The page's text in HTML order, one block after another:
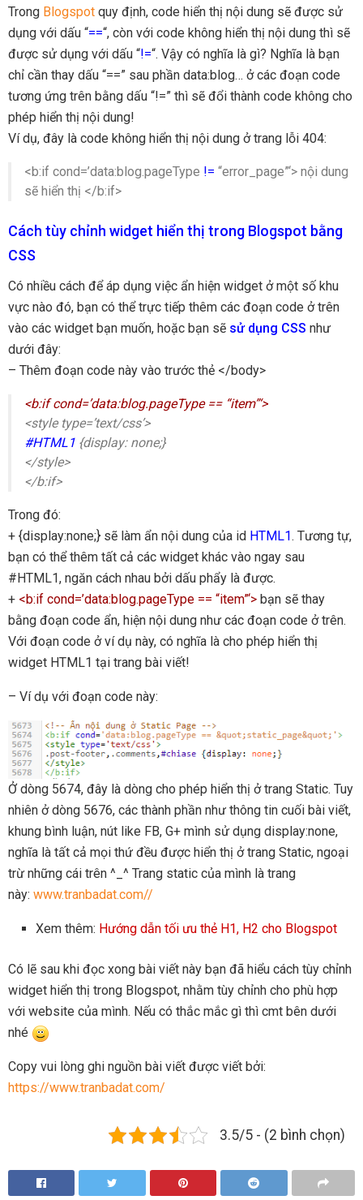
Trong Blogspot quy định, code hiển thị nội dung sẽ được sử
dụng với dấu “==“, còn với code không hiển thị nội dung thì sẽ
được sử dụng với dấu “!=“. Vậy có nghĩa là gì? Nghĩa là bạn
chỉ cần thay dấu “==” sau phần data:blog… ở các đoạn code
tương ứng trên bằng dấu “!=” thì sẽ đổi thành code không cho
phép hiển thị nội dung!
Ví dụ, đây là code không hiển thị nội dung ở trang lỗi 404:
<b:if cond=’data:blog.pageType != “error_page”‘> nội dung
sẽ hiển thị </b:if>
Cách tùy chỉnh widget hiển thị trong Blogspot bằng
CSS
Có nhiều cách để áp dụng việc ẩn hiện widget ở một số khu
vực nào đó, bạn có thể trực tiếp thêm các đoạn code ở trên
vào các widget bạn muốn, hoặc bạn sẽ sử dụng CSS như
dưới đây:
– Thêm đoạn code này vào trước thẻ </body>
<b:if cond=’data:blog.pageType == “item”‘>
<style type=’text/css’>
#HTML1 {display: none;}
</style>
</b:if>
Trong đó:
+ {display:none;} sẽ làm ẩn nội dung của id HTML1. Tương tự,
bạn có thể thêm tất cả các widget khác vào ngay sau
#HTML1, ngăn cách nhau bởi dấu phẩy là được.
+ <b:if cond=’data:blog.pageType == “item”‘> bạn sẽ thay
bằng đoạn code ẩn, hiện nội dung như các đoạn code ở trên.
Với đoạn code ở ví dụ này, có nghĩa là cho phép hiển thị
widget HTML1 tại trang bài viết!
– Ví dụ với đoạn code này:
Ở dòng 5674, đây là dòng cho phép hiển thị ở trang Static. Tuy
nhiên ở dòng 5676, các thành phần như thông tin cuối bài viết,
khung bình luận, nút like FB, G+ mình sử dụng display:none,
nghĩa là tất cả mọi thứ đều được hiển thị ở trang Static, ngoại
trừ những cái trên ^_^ Trang static của mình là trang
này: www.tranbadat.com//
Xem thêm: Hướng dẫn tối ưu thẻ H1, H2 cho Blogspot
Có lẽ sau khi đọc xong bài viết này bạn đã hiểu cách tùy chỉnh
widget hiển thị trong Blogspot, nhằm tùy chỉnh cho phù hợp
với website của mình. Nếu có thắc mắc gì thì cmt bên dưới
nhé
Copy vui lòng ghi nguồn bài viết được viết bởi:
https://www.tranbadat.com/
3.5/5 - (2 bình chọn)